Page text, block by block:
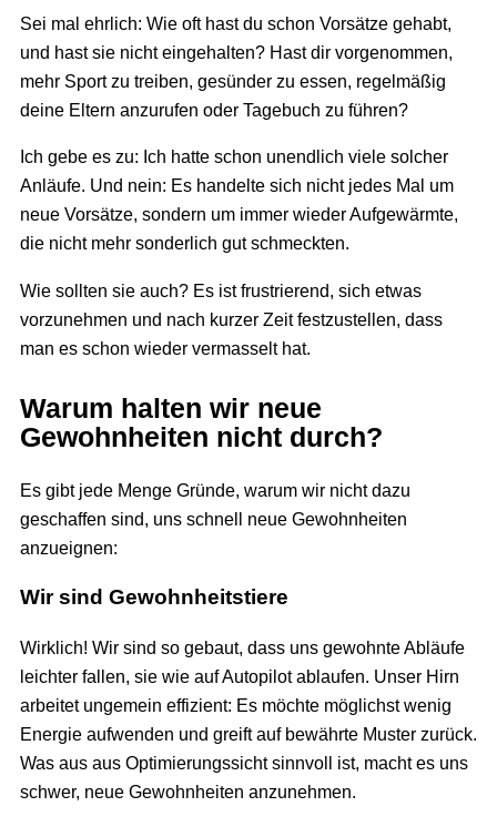
Sei mal ehrlich: Wie oft hast du schon Vorsätze gehabt,
und hast sie nicht eingehalten? Hast dir vorgenommen,
mehr Sport zu treiben, gesünder zu essen, regelmäßig
deine Eltern anzurufen oder Tagebuch zu führen?
Ich gebe es zu: Ich hatte schon unendlich viele solcher
Anläufe. Und nein: Es handelte sich nicht jedes Mal um
neue Vorsätze, sondern um immer wieder Aufgewärmte,
die nicht mehr sonderlich gut schmeckten.
Wie sollten sie auch? Es ist frustrierend, sich etwas
vorzunehmen und nach kurzer Zeit festzustellen, dass
man es schon wieder vermasselt hat.
Warum halten wir neue
Gewohnheiten nicht durch?
Es gibt jede Menge Gründe, warum wir nicht dazu
geschaffen sind, uns schnell neue Gewohnheiten
anzueignen:
Wir sind Gewohnheitstiere
Wirklich! Wir sind so gebaut, dass uns gewohnte Abläufe
leichter fallen, sie wie auf Autopilot ablaufen. Unser Hirn
arbeitet ungemein effizient: Es möchte möglichst wenig
Energie aufwenden und greift auf bewährte Muster zurück.
Was aus aus Optimierungssicht sinnvoll ist, macht es uns
schwer, neue Gewohnheiten anzunehmen.